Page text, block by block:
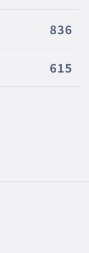
836
615